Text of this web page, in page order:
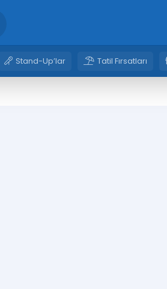
Stand-Up’lar Tatil Fırsatları